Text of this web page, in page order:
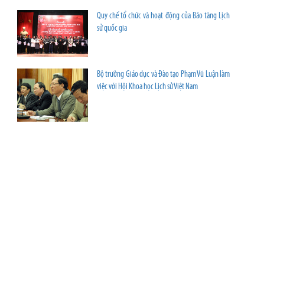
Quy chế tổ chức và hoạt động của Bảo tàng Lịch
sử quốc gia
Bộ trưởng Giáo dục và Đào tạo Phạm Vũ Luận làm
việc với Hội Khoa học Lịch sử Việt Nam